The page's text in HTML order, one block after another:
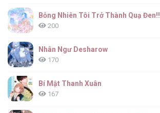
Bỗng Nhiên Tôi Trở Thành Quạ Đen!!
200
Nhân Ngư Desharow
170
Bí Mật Thanh Xuân
167